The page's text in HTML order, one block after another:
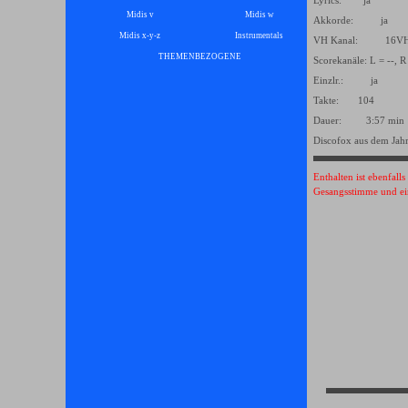
Midis v Midis w
Midis x-y-z Instrumentals
THEMENBEZOGENE ▼
Akkorde: ja
VH Kanal:
Scorekanäle: L = --, R
Einzlr.: ja
Takte: 104
Dauer: 3:57 min
Discofox aus dem
Enthalten ist
Gesangsstimme und